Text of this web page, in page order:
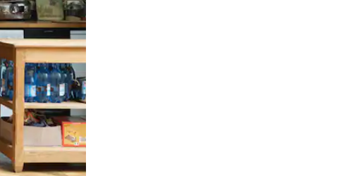
pomocou dotykových gest či potiahnutia prstom.